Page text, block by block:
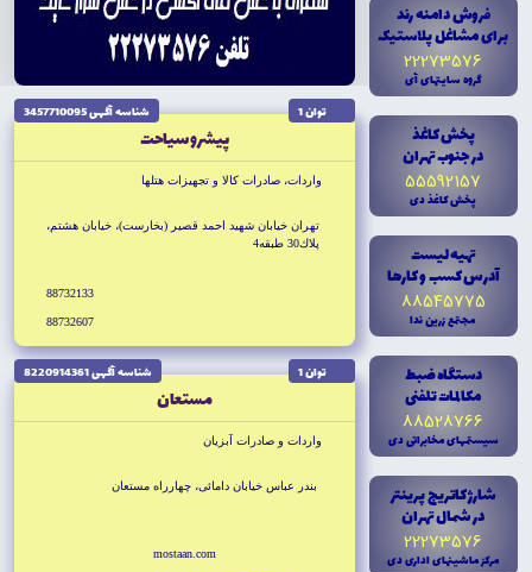
فروش دامنه رند
براى مشاغل پلاستيک
22273576
گروه سايتهاى آى
پخش کاغذ
در جنوب تهران
55592157
پخش کاغذ دى
تهيه ليست
آدرس کسب و کارها
88545775
مجتمع زرين ندا
دستگاه ضبط
مکالمات تلفنى
88528766
سيستمهاى مخابراتى دى
شارژ کاتريج پرينتر
در شمال تهران
22273576
مرکز ماشينهاى ادارى دى
توان 1 شناسه آگهى 3457710095
پيشرو سياحت
واردات، صادرات كالا و تجهيزات هتلها
تهران خيابان شهيد احمد قصير (بخارست)، خيابان هشتم،
پلاك30 طبقه4
88732133
88732607
توان 1 شناسه آگهى 8220914361
مستعان
واردات و صادرات آبزيان
بندر عباس خيابان دامائى، چهارراه مستعان
mostaan.com